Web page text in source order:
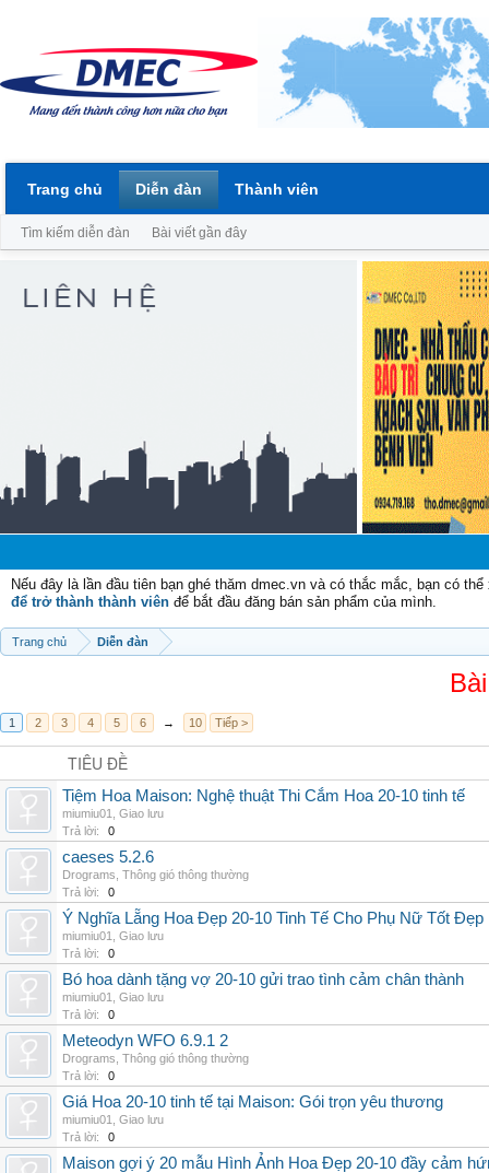
Nếu đây là lần đầu tiên bạn ghé thăm dmec.vn và có thắc mắc, bạn có
để trở thành thành viên để bắt đầu đăng bán sản phẩm của mình.
Trang chủ Diễn đàn
1 2 3 4 5 6 → 10 Tiếp >
TIÊU ĐỀ
Tiệm Hoa Maison: Nghệ thuật Thi Cắm Hoa 20-10 tinh tế
miumiu01
Giao lưu
Trả lời:
0
caeses 5.2.6
Drograms Thông gió thông thường
Trả lời:
0
Ý Nghĩa Lẵng Hoa Đẹp 20-10 Tinh Tế Cho Phụ Nữ Tốt Đẹp
miumiu01
Giao lưu
Trả lời:
0
Bó hoa dành tặng vợ 20-10 gửi trao tình cảm chân thành
miumiu01
Giao lưu
Trả lời:
0
Meteodyn WFO 6.9.1 2
Drograms Thông gió thông thường
Trả lời:
0
Giá Hoa 20-10 tinh tế tại Maison: Gói trọn yêu thương
miumiu01
Giao lưu
Trả lời:
0
Maison gợi ý 20 mẫu Hình Ảnh Hoa Đẹp 20-10 đầy cảm
Trang chủ Diễn đàn
Tìm kiếm diễn đàn Bài viết gần đây
Thành viên